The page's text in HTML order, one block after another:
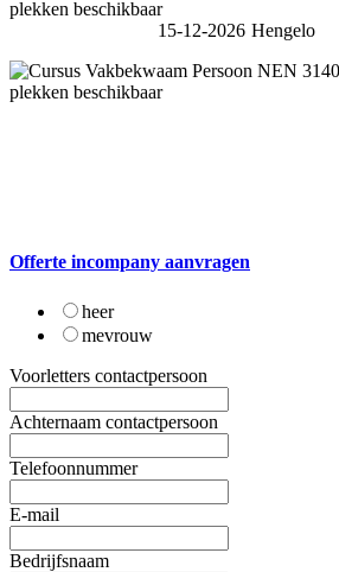
15-12-2026 Hengelo
Offerte incompany aanvragen
heer
mevrouw
Voorletters contactpersoon
Achternaam contactpersoon
Telefoonnummer
E-mail
Bedrijfsnaam